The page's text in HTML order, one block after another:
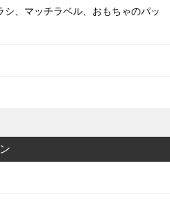
、マッチラベル、おもちゃのパッ